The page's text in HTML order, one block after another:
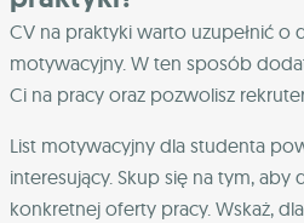
CV na praktyki warto uzupełnić o
motywacyjny. W ten sposób
Ci na pracy oraz pozwolisz
List motywacyjny dla studenta
interesujący. Skup się na tym,
konkretnej oferty pracy. Wskaż,